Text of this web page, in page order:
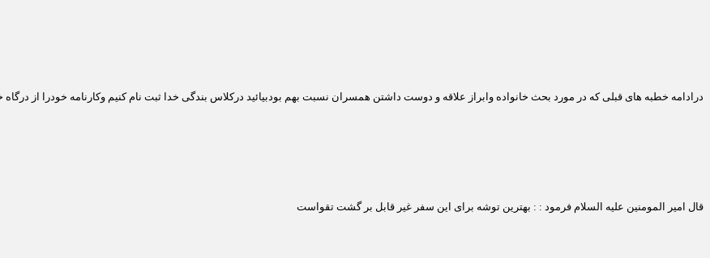
درادامه خطبه های قبلی که در مورد بحث خانواده وابراز علاقه و دوست داشتن همسران نسبت بهم بود بیائید درکلاس بندگی خدا ثبت نام کنیم وکارنامه خودرا از درگاه
قال امیر المومنین علیه السلام فرمود : : بهترین توشه برای این سفر غیر قابل بر گشت تقواست